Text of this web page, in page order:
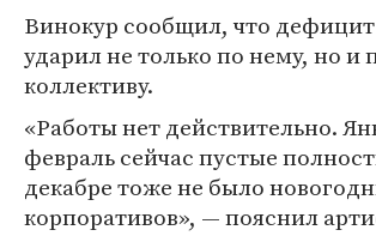
Винокур сообщил, что
ударил не только по нему, но и
коллективу.
«Работы нет действительно.
февраль сейчас пустые
декабре тоже не было
корпоративов», — пояснил